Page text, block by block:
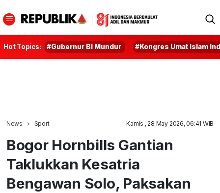
Hot Topics: #Gubernur BI Mundur #Kongres Umat Islam
News Sport Kamis , 28 May 2026, 06:41 WIB
Bogor Hornbills Gantian
Taklukkan Kesatria
Bengawan Solo, Paksakan